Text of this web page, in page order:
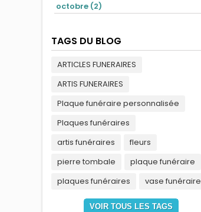
octobre (2)
TAGS DU BLOG
ARTICLES FUNERAIRES
ARTIS FUNERAIRES
Plaque funéraire personnalisée
Plaques funéraires
artis funéraires
fleurs
pierre tombale
plaque funéraire
plaques funéraires
vase funéraire
VOIR TOUS LES TAGS